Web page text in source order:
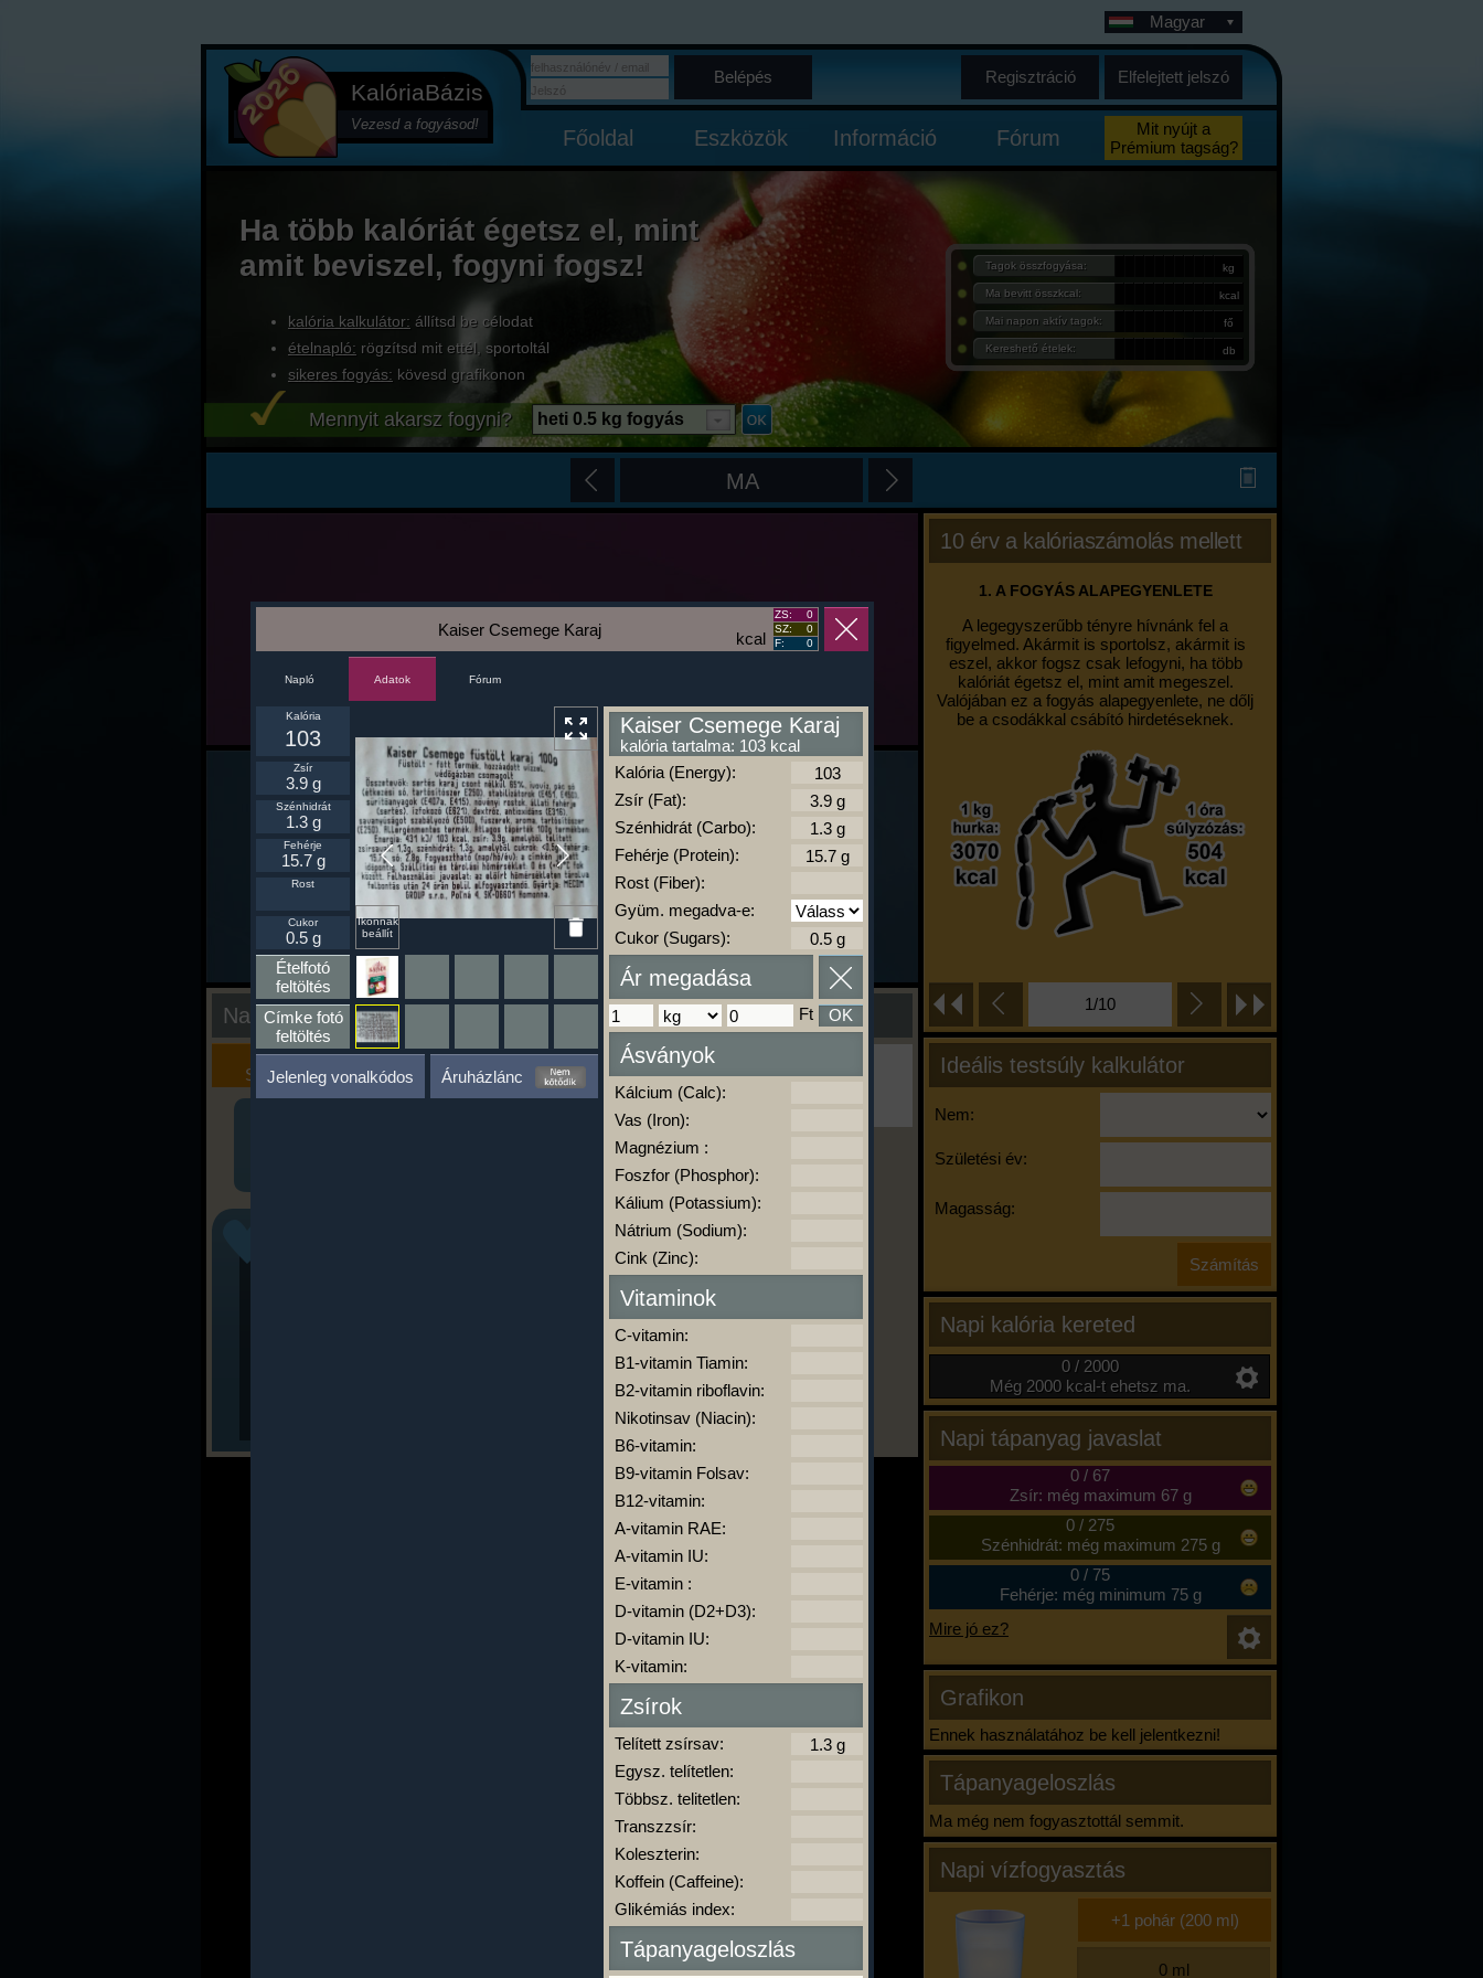
KalóriaBázis
Vezesd a fogyásod!
Magyar
Belépés Regisztráció Elfelejtett jelszó
Főoldal Eszközök Információ Fórum
Mit nyújt a
Prémium tagság?
Ha több kalóriát égetsz el, mint
amit beviszel, fogyni fogsz!
kalória kalkulátor: állítsd be célodat
ételnapló: rögzítsd mit ettél, sportoltál
sikeres fogyás: kövesd grafikonon
Tagok összfogyása: kg
Ma bevitt összkcal: kcal
Mai napon aktív tagok: fő
Kereshető ételek: db
Mennyit akarsz fogyni? heti 0.5 kg fogyás
MA
10 érv a kalóriaszámolás mellett
1. A FOGYÁS ALAPEGYENLETE
A legegyszerűbb tényre hívnánk fel a
figyelmed. Akármit is sportolsz, akármit is
eszel, akkor fogsz csak lefogyni, ha több
kalóriát égetsz el, mint amit megeszel.
Valójában ez a fogyás alapegyenlete, ne dőlj
be a csodákkal csábító hirdetéseknek.
1/10
Ideális testsúly kalkulátor
Nem:
Születési év:
Magasság:
Napi kalória kereted
0 / 2000
Még 2000 kcal-t ehetsz ma.
Napi tápanyag javaslat
0/ 67
Zsír: még maximum 67 g
0/ 275
Szénhidrát: még maximum 275 g
0/ 75
Fehérje: még minimum 75 g
Mire jó ez?
Grafikon
Ennek használatához be kell jelentkezni!
Tápanyageloszlás
Ma még nem fogyasztottál semmit.
Napi vízfogyasztás
Nap kiértékelése
Kalória
Szimulátor
Szöveges
Értékelés
Ha ma már nem eszel/sportolsz többet,
kattints a kiértékelésre!
A Kalória Szimulátor Prémium funkció.
-
kcal
Kaiser Csemege Karaj
ZS:
0
SZ:
0
F:
0
Napló Adatok Fórum
Ikonnak
beállít
Kalória
103
Zsír
3.9 g
Szénhidrát
1.3 g
Fehérje
15.7 g
Rost
Cukor
0.5 g
Ételfotó
feltöltés
Címke fotó
feltöltés
Jelenleg vonalkódos Áruházlánc
Kaiser Csemege Karaj
kalória tartalma: 103 kcal
Kalória (Energy):
Zsír (Fat):
Szénhidrát (Carbo):
Fehérje (Protein):
Rost (Fiber):
Gyüm. megadva-e:
Cukor (Sugars):
Ár megadása
Ft OK
Ásványok
Kálcium (Calc):
Vas (Iron):
Magnézium :
Foszfor (Phosphor):
Kálium (Potassium):
Nátrium (Sodium):
Cink (Zinc):
Vitaminok
C-vitamin:
B1-vitamin Tiamin:
B2-vitamin riboflavin:
Nikotinsav (Niacin):
B6-vitamin:
B9-vitamin Folsav:
B12-vitamin:
A-vitamin RAE:
A-vitamin IU:
E-vitamin :
D-vitamin (D2+D3):
D-vitamin IU:
K-vitamin:
Zsírok
Telített zsírsav:
Egysz. telítetlen:
Többsz. telitetlen:
Transzzsír:
Koleszterin:
Koffein (Caffeine):
Glikémiás index:
Tápanyageloszlás